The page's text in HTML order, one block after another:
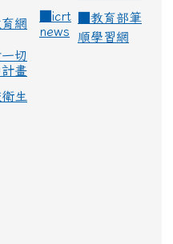
網
icrt
news
教育部筆
順學習網
切
畫
生